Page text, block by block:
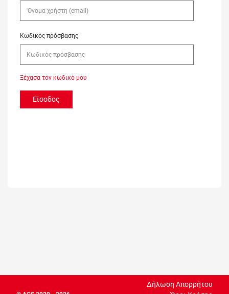
Κωδικός πρόσβασης
Ξέχασα τον κωδικό μου
Είσοδος
Δήλωση Απορρήτου